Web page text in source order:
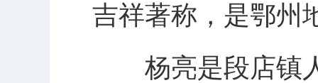
吉祥著称，是鄂州
杨亮是段店镇人